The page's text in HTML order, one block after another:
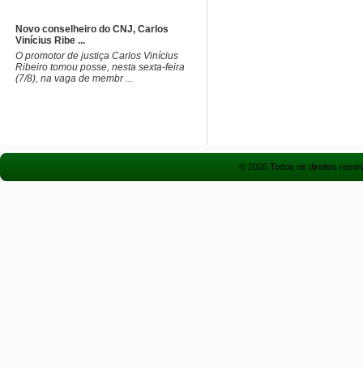
Novo conselheiro do CNJ, Carlos
Vinícius Ribe ...
O promotor de justiça Carlos Vinícius
Ribeiro tomou posse, nesta sexta-feira
(7/8), na vaga de membr ...
© 2026 Todos os direitos